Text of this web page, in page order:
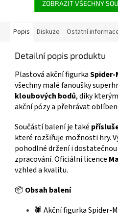
ZOBRAZIT VŠECHNY
Popis Diskuze Ostatní
Detailní popis produktu
Plastová akční figurkaSpider-
všechny malé fanoušky
kloubových bodů, díky
akční pózy a přehrávat
Součástí balení je také
které rozšiřuje možnosti hry.
pohodlné držení i
zpracování. Oficiální licence
vzhled a kvalitu.
📦 Obsah balení
🕷️ Akční figurka Spider-